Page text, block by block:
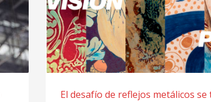
El desafío de reflejos metálicos se